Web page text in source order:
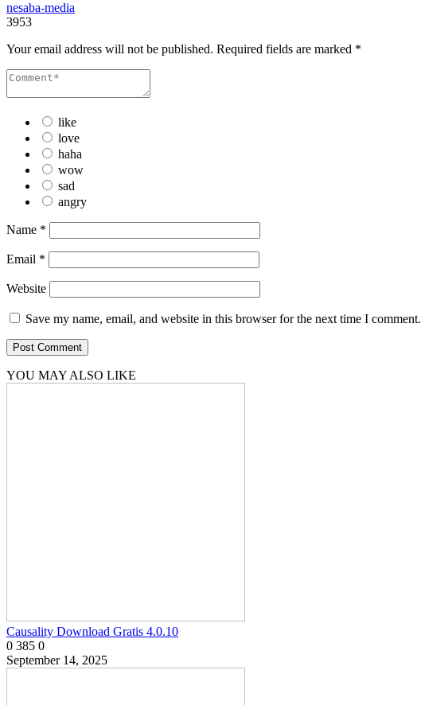
nesaba-media
3953
Your email address will not be published. Required fields are marked *
like
love
haha
wow
sad
angry
Name *
Email *
Website
Save my name, email, and website in this browser for the next time I comment.
YOU MAY ALSO LIKE
Causality Download Gratis 4.0.10
0 385 0
September 14, 2025